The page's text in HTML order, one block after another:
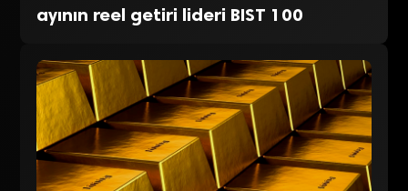
ayının reel getiri lideri BIST 100